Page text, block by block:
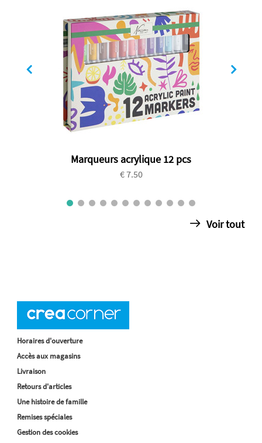
Marqueurs acrylique 12 pcs
€ 7.50
Voir tout
Horaires d'ouverture
Accès aux magasins
Livraison
Retours d'articles
Une histoire de famille
Remises spéciales
Gestion des cookies